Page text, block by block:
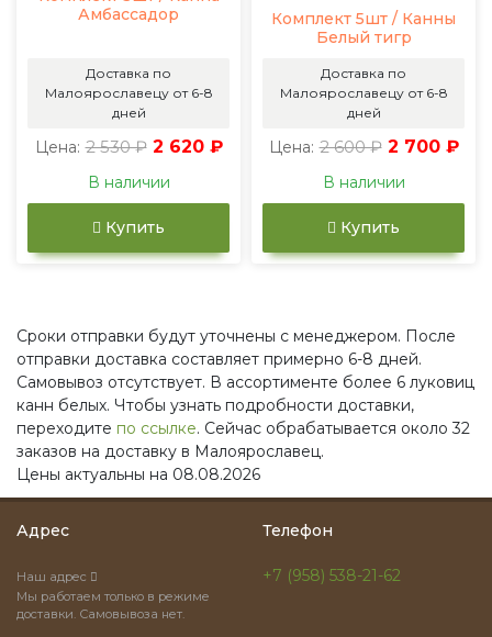
Амбассадор
Доставка по
Малоярославецу от 6-8
дней
Цена: 2 530 ₽ 2 620 ₽
В наличии
Купить
Комплект 5шт / Канны
Белый тигр
Доставка по
Малоярославецу от 6-8
дней
Цена: 2 600 ₽ 2 700 ₽
В наличии
Купить
Сроки отправки будут уточнены с менеджером. После
отправки доставка составляет примерно 6-8 дней.
Самовывоз отсутствует. В ассортименте более 6 луковиц
канн белых. Чтобы узнать подробности доставки,
переходите по ссылке. Сейчас обрабатывается около 32
заказов на доставку в Малоярославец.
Цены актуальны на 08.08.2026
Адрес
Наш адрес
Мы работаем только в режиме
доставки. Самовывоза нет.
Телефон
+7 (958) 538-21-62